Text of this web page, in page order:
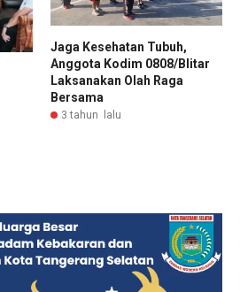
Jaga Kesehatan Tubuh,
Anggota Kodim 0808/Blitar
Laksanakan Olah Raga
Bersama
3 tahun lalu